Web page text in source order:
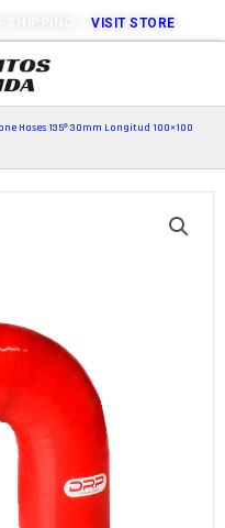
SHIPPING –VISIT STORE
Hoses 135º 30mm Longitud 100×100